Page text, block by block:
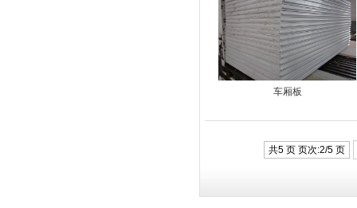
车厢板
共5 页 页次:2/5 页